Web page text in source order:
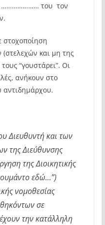
………………… του τον
στοχοποίηση
και μη της
“γουστάρει”. Οι
ανήκουν στο
αντιδημάρχου.
Διευθυντή και των
της Διεύθυνσης
της Διοικητικής
εδώ…”)
νομοθεσίας
σε
την κατάλληλη